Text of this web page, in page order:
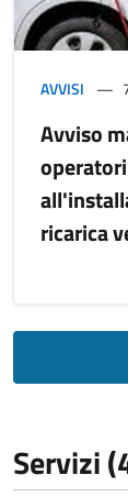
AVVISI
Avviso
ricarica
Servizi